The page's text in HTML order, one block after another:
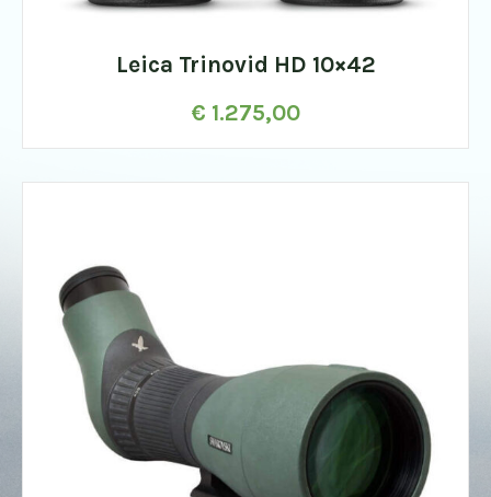
Leica Trinovid HD 10×42
€ 1.275,00